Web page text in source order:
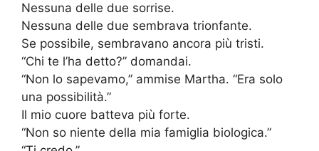
Nessuna delle due sorrise.
Nessuna delle due sembrava trionfante.
Se possibile, sembravano ancora più tristi.
“Chi te l’ha detto?” domandai.
“Non lo sapevamo,” ammise Martha. “Era solo
una possibilità.”
Il mio cuore batteva più forte.
“Non so niente della mia famiglia biologica.”